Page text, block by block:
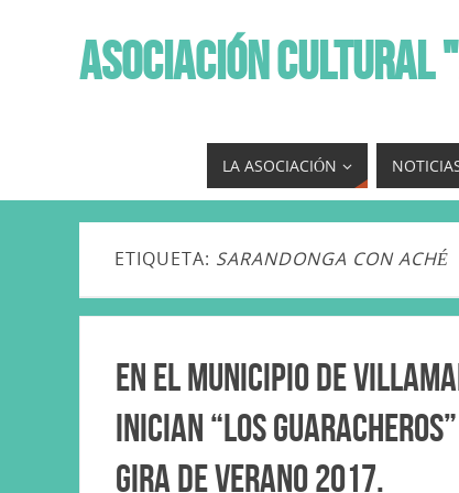
ASOCIACIÓN
LA ASOCIACIÓN
ETIQUETA: SARANDONGA CON ACHÉ
En el municipio de
inician “Los
gira de Verano 2017.